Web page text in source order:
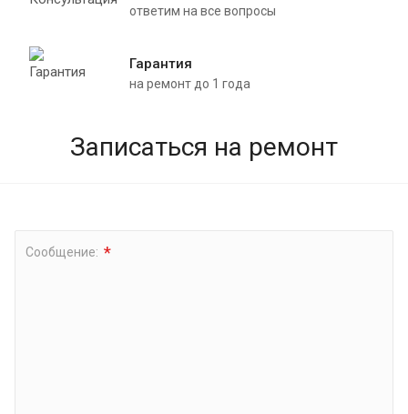
ответим на все вопросы
Гарантия
на ремонт до 1 года
Записаться на ремонт
Сообщение: *